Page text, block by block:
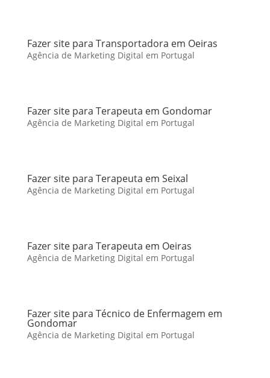
Fazer site para Transportadora em Oeiras
Agência de Marketing Digital em Portugal
Fazer site para Terapeuta em Gondomar
Agência de Marketing Digital em Portugal
Fazer site para Terapeuta em Seixal
Agência de Marketing Digital em Portugal
Fazer site para Terapeuta em Oeiras
Agência de Marketing Digital em Portugal
Fazer site para Técnico de Enfermagem em
Gondomar
Agência de Marketing Digital em Portugal